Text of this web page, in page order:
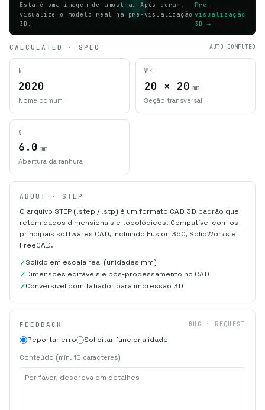
Esta é uma imagem de amostra. Após gerar,
visualize o modelo real na pré-visualização
3D.
Pré-
visualização
3D →
CALCULATED · SPEC AUTO-COMPUTED
N
2020
Nome comum
W×H
20 × 20 mm
Seção transversal
g
6.0 mm
Abertura da ranhura
ABOUT · STEP
O arquivo STEP (.step / .stp) é um formato CAD 3D padrão que
retém dados dimensionais e topológicos. Compatível com os
principais softwares CAD, incluindo Fusion 360, SolidWorks e
FreeCAD.
Sólido em escala real (unidades mm)
Dimensões editáveis e pós-processamento no CAD
Conversível com fatiador para impressão 3D
FEEDBACK BUG · REQUEST
Reportar erro Solicitar funcionalidade
Conteúdo (mín. 10 caracteres)